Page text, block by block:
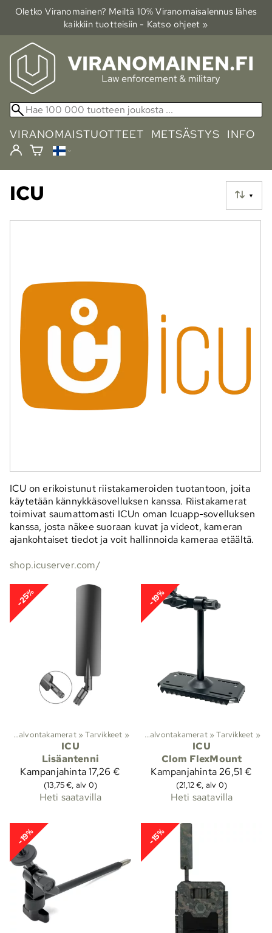
Oletko Viranomainen? Meiltä 10% Viranomais­alennus lähes
kaikkiin tuotteisiin - Katso ohjeet »
VIRANOMAISTUOTTEET METSÄSTYS INFO
▼
ICU
ICU on erikoistunut riistakameroiden tuotantoon, joita
käytetään kännykkäsovelluksen kanssa. Riistakamerat
toimivat saumattomasti ICUn oman Icuapp-sovelluksen
kanssa, josta näkee suoraan kuvat ja videot, kameran
ajankohtaiset tiedot ja voit hallinnoida kameraa etäältä.
shop.icuserver.com/
-25%
Riistakamerat ja valvontakamerat ‪»Tarvikkeet ‪»
ICU
Lisäantenni
Kampanjahinta17,26 €
(13,75 €, alv 0)
Heti saatavilla
-19%
Lajit‪»Metsästys ‪» Riistakamerat ja valvontakamerat ‪»Tarvikkeet ‪»
ICU
Clom FlexMount
Kampanjahinta26,51 €
(21,12 €, alv 0)
Heti saatavilla
-19% -15%